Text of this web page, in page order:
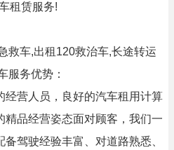
租赁服务!
救车,出租120救治车,长途转运
服务优势：
经营人员，良好的汽车租用计算
精品经营姿态面对顾客，我们一
驾驶经验丰富、对道路熟悉、